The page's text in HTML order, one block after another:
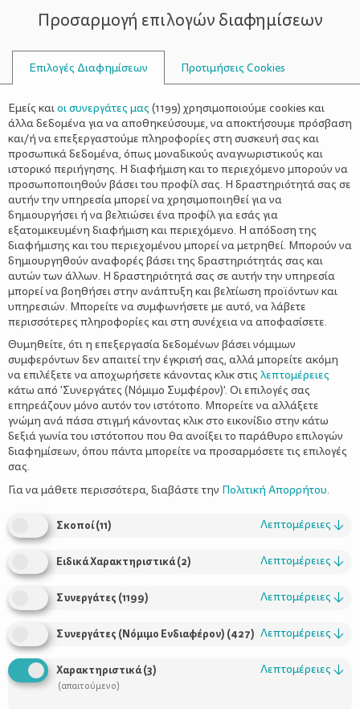
ΣΥΜΒΟΥΛΟΙ
ΠΕΡΙΓΡΆΦΟΥΝ ΑΝΤΙΚΕΊΜΕΝΑ
Προφορικός και γραπτός λόγος στο
νηπιαγωγείο
Χρήσιμοι Σύνδεσμοι
Προσαρμογή επιλογών διαφημίσεων
Επιλογές Διαφημίσεων Προτιμήσεις Cookies
Εμείς καιοι συνεργάτες μας (1199) χρησιμοποιούμε cookies και
άλλα δεδομένα για να αποθηκεύσουμε, να αποκτήσουμε πρόσβαση
και/ή να επεξεργαστούμε πληροφορίες στη συσκευή σας και
προσωπικά δεδομένα, όπως μοναδικούς αναγνωριστικούς και
ιστορικό περιήγησης. Η διαφήμιση και το περιεχόμενο μπορούν να
προσωποποιηθούν βάσει του προφίλ σας. Η δραστηριότητά σας σε
αυτήν την υπηρεσία μπορεί να χρησιμοποιηθεί για να
δημιουργήσει ή να βελτιώσει ένα προφίλ για εσάς για
εξατομικευμένη διαφήμιση και περιεχόμενο. Η απόδοση της
διαφήμισης και του περιεχομένου μπορεί να μετρηθεί. Μπορούν να
δημιουργηθούν αναφορές βάσει της δραστηριότητάς σας και
αυτών των άλλων. Η δραστηριότητά σας σε αυτήν την υπηρεσία
μπορεί να βοηθήσει στην ανάπτυξη και βελτίωση προϊόντων και
υπηρεσιών. Μπορείτε να συμφωνήσετε με αυτό, να λάβετε
περισσότερες πληροφορίες και στη συνέχεια να αποφασίσετε.
Θυμηθείτε, ότι η επεξεργασία δεδομένων βάσει νόμιμων
συμφερόντων δεν απαιτεί την έγκρισή σας, αλλά μπορείτε ακόμη
να επιλέξετε να αποχωρήσετε κάνοντας κλικ στις λεπτομέρειες
κάτω από 'Συνεργάτες (Νόμιμο Συμφέρον)'. Οι επιλογές σας
επηρεάζουν μόνο αυτόν τον ιστότοπο. Μπορείτε να αλλάξετε
γνώμη ανά πάσα στιγμή κάνοντας κλικ στο εικονίδιο στην κάτω
δεξιά γωνία του ιστότοπου που θα ανοίξει το παράθυρο επιλογών
διαφημίσεων, όπου πάντα μπορείτε να προσαρμόσετε τις επιλογές
σας.
Για να μάθετε περισσότερα, διαβάστε την Πολιτική Απορρήτου.
Σκοποί(11) Λεπτομέρειες ↓
Ειδικά Χαρακτηριστικά(2) Λεπτομέρειες ↓
Συνεργάτες (1199) Λεπτομέρειες ↓
Συνεργάτες (Νόμιμο Ενδιαφέρον) (427) Λεπτομέρειες ↓
Χαρακτηριστικά(3)
(απαιτούμενο)
Λεπτομέρειες ↓